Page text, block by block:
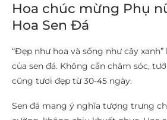
Hoa chúc mừng Phụ
Hoa Sen Đá
“Đẹp như hoa và sống như cây
của sen đá. Không cần chăm sóc,
cũng tươi đẹp từ 30-45 ngày.
Sen đá mang ý nghĩa tượng trưng